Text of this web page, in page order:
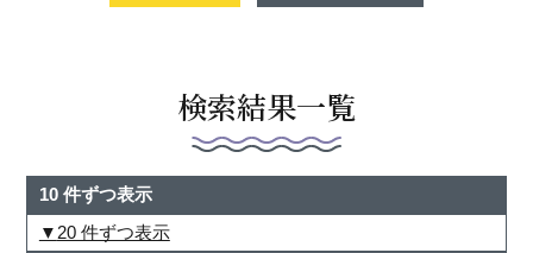
検索結果一覧
10 件ずつ表示
20 件ずつ表示